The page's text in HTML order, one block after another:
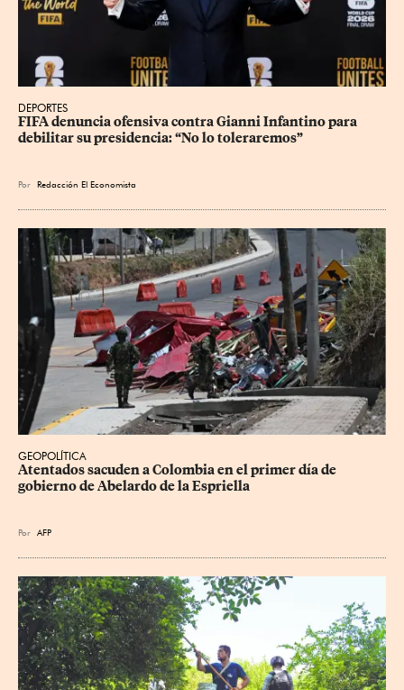
DEPORTES
FIFA denuncia ofensiva contra Gianni Infantino para
debilitar su presidencia: “No lo toleraremos”
Por Redacción El Economista
GEOPOLÍTICA
Atentados sacuden a Colombia en el primer día de
gobierno de Abelardo de la Espriella
Por AFP